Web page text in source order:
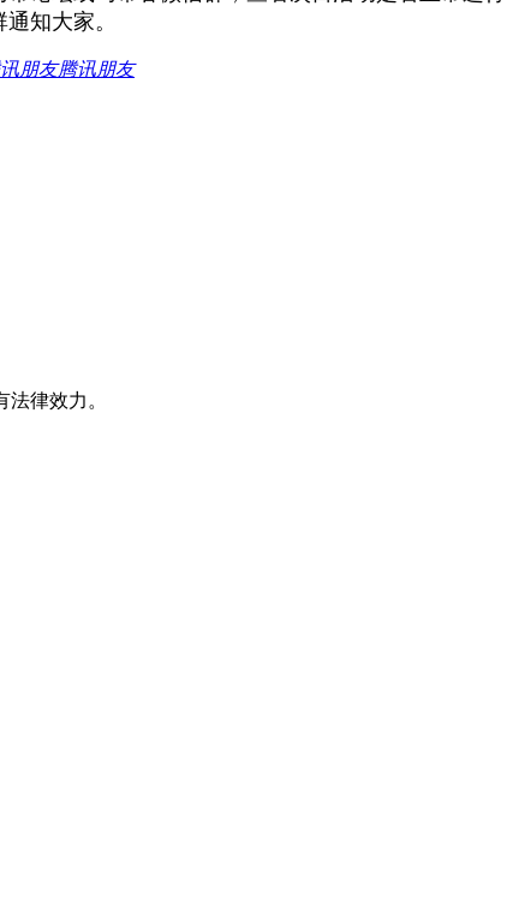
知大家。
腾讯朋友
律效力。